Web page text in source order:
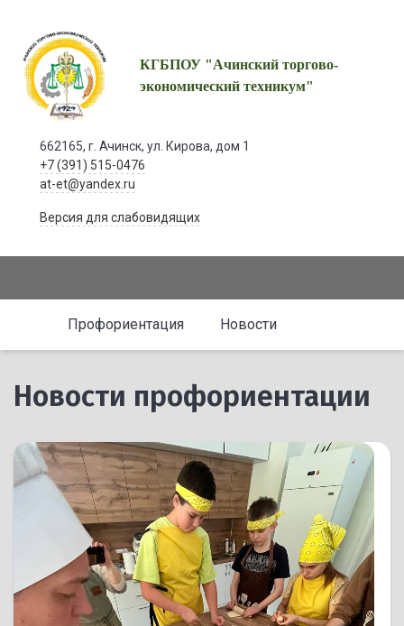
КГБПОУ "Ачинский торгово-
экономический техникум"
662165, г. Ачинск, ул. Кирова, дом 1
+7 (391) 515-0476
at-et@yandex.ru
Версия для слабовидящих
Профориентация Новости
Новости профориентации